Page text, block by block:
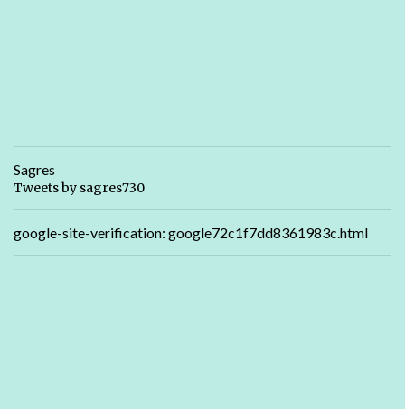
Sagres
Tweets by sagres730
google-site-verification: google72c1f7dd8361983c.html